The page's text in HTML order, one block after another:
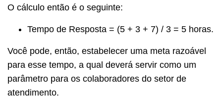
O cálculo então é o seguinte:
Tempo de Resposta = (5 + 3 + 7) / 3 = 5 horas.
Você pode, então, estabelecer uma meta razoável
para esse tempo, a qual deverá servir como um
parâmetro para os colaboradores do setor de
atendimento.